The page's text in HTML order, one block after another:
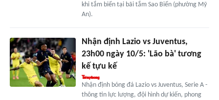
khi tắm biển tại bãi tắm Sao Biển (phường Mỹ
An).
Nhận định Lazio vs Juventus,
23h00 ngày 10/5: 'Lão bà' tương
kế tựu kế
Nhận định bóng đá Lazio vs Juventus, Serie A -
thông tin lực lượng, đội hình dự kiến, phong